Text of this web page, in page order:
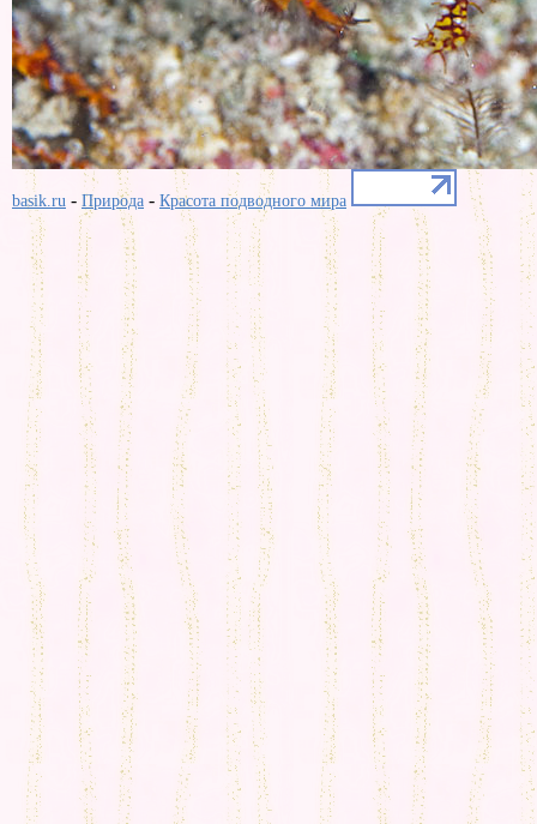
basik.ru - Природа - Красота подводного мира